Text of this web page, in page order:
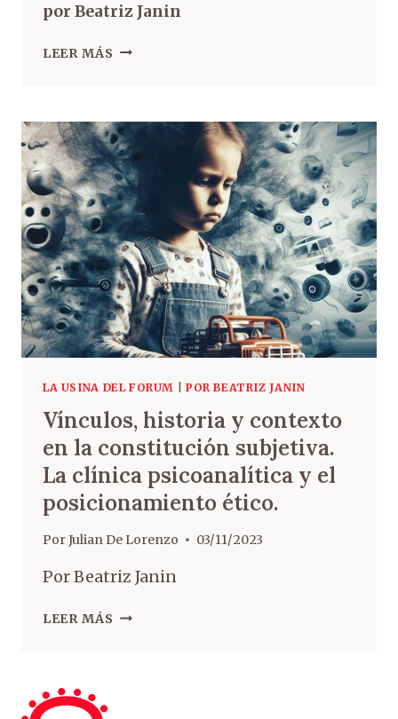
por Beatriz Janin
LEER MÁS
LA USINA DEL FORUM POR BEATRIZ JANIN
Vínculos, historia y contexto
en la constitución subjetiva.
La clínica psicoanalítica y el
posicionamiento ético.
PorJulian De Lorenzo 03/11/2023
Por Beatriz Janin
LEER MÁS